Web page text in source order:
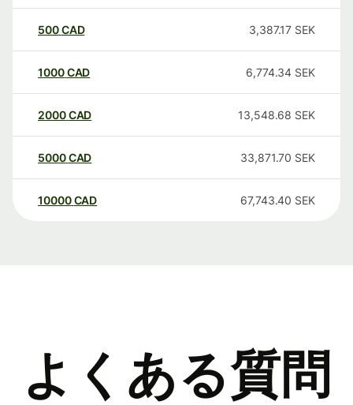
500CAD 3,387.17 SEK
1000CAD 6,774.34 SEK
2000CAD 13,548.68 SEK
5000CAD 33,871.70 SEK
10000 CAD 67,743.40 SEK
よくある質問